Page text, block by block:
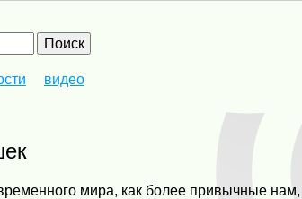
видео
мира, как более привычные нам,